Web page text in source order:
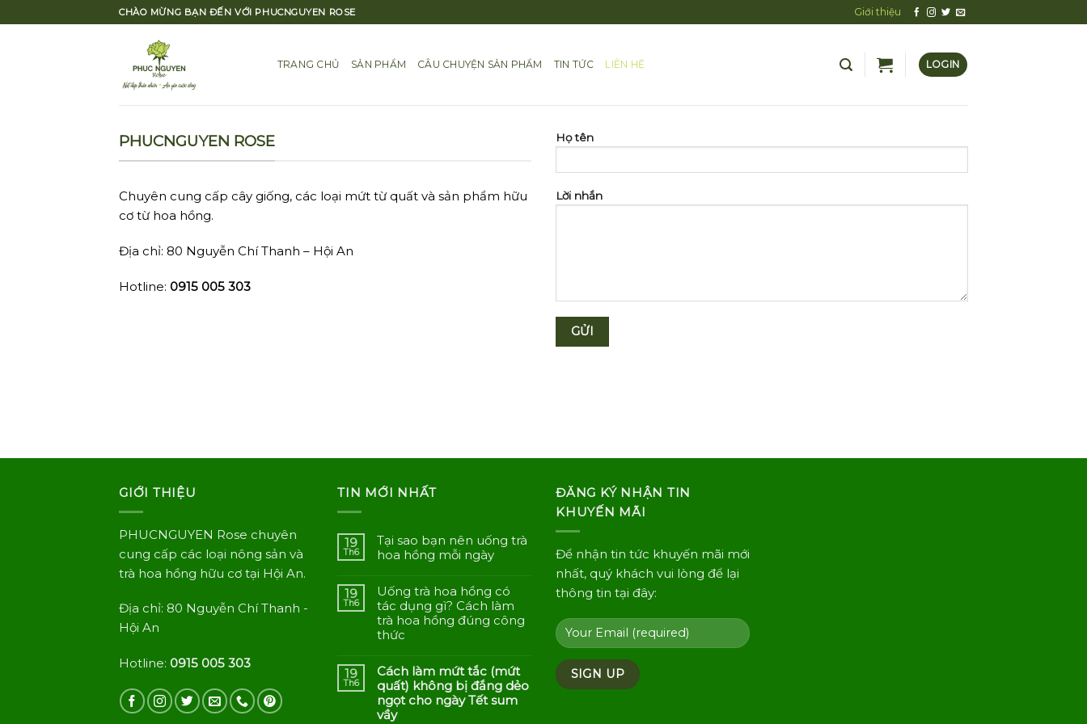
to
CHÀO MỪNG BẠN ĐẾN VỚI PHUCNGUYEN ROSE Giới thiệu
TRANG CHỦ SẢN PHẨM CÂU CHUYỆN SẢN PHẨM TIN TỨC LIÊN HỆ LOGIN
PHUCNGUYEN ROSE
Chuyên cung cấp cây giống, các loại mứt từ quất và sản phẩm hữu
cơ từ hoa hồng.
Địa chỉ: 80 Nguyễn Chí Thanh – Hội An
Hotline: 0915 005 303
Họ tên
Lời nhắn
GIỚI THIỆU
PHUCNGUYEN Rose chuyên
cung cấp các loại nông sản và
trà hoa hồng hữu cơ tại Hội An.
Địa chỉ: 80 Nguyễn Chí Thanh -
Hội An
Hotline: 0915 005 303
TIN MỚI NHẤT
19
Th6
Tại sao bạn nên uống trà
hoa hồng mỗi ngày
19
Th6
Uống trà hoa hồng có
tác dụng gì? Cách làm
trà hoa hồng đúng công
thức
19
Th6
Cách làm mứt tắc (mứt
quất) không bị đắng dẻo
ngọt cho ngày Tết sum
vầy
ĐĂNG KÝ NHẬN TIN
KHUYẾN MÃI
Để nhận tin tức khuyến mãi mới
nhất, quý khách vui lòng để lại
thông tin tại đây: